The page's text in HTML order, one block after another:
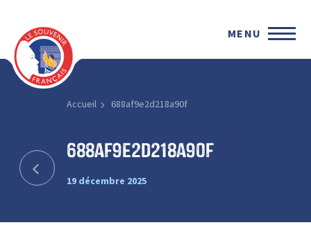
MENU
Accueil 688af9e2d218a90f
688af9e2d218a90f
19 décembre 2025